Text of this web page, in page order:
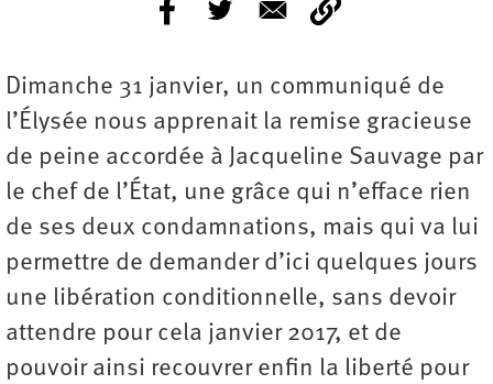
Dimanche 31 janvier, un communiqué de
l’Élysée nous apprenait la remise gracieuse
de peine accordée à Jacqueline Sauvage par
le chef de l’État, une grâce qui n’efface rien
de ses deux condamnations, mais qui va lui
permettre de demander d’ici quelques jours
une libération conditionnelle, sans devoir
attendre pour cela janvier 2017, et de
pouvoir ainsi recouvrer enfin la liberté pour